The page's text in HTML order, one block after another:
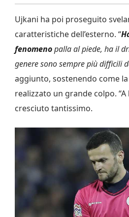
Ujkani ha poi proseguito
caratteristiche dell’esterno. “
fenomenopalla al piede, ha il
genere sono sempre più difficili
aggiunto, sostenendo come la
realizzato un grande colpo.
cresciuto tantissimo.